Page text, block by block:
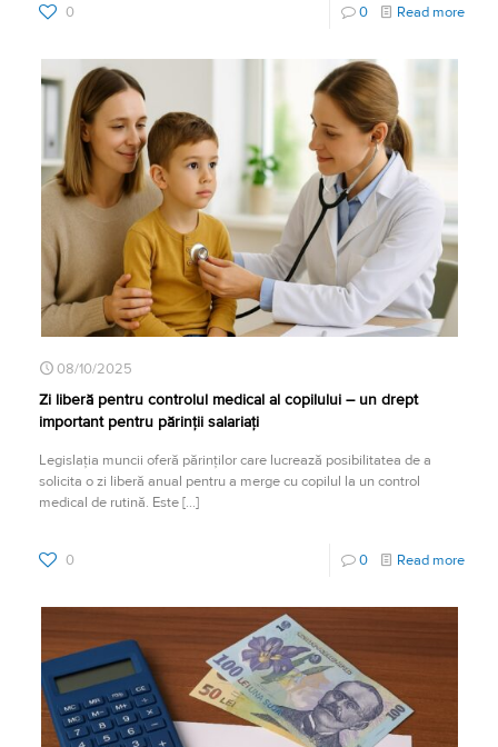
0 0 Read more
08/10/2025
Zi liberă pentru controlul medical al copilului – un drept
important pentru părinții salariați
Legislația muncii oferă părinților care lucrează posibilitatea de a
solicita o zi liberă anual pentru a merge cu copilul la un control
medical de rutină. Este[…]
0 0 Read more